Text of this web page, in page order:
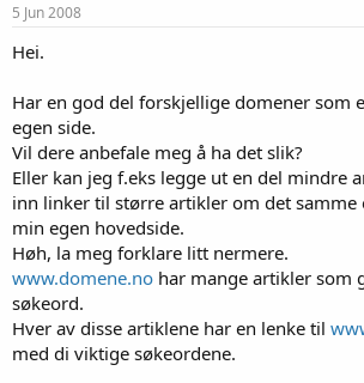
5 Jun 2008
Hei.
Har en god del forskjellige domener som
egen side.
Vil dere anbefale meg å ha det slik?
Eller kan jeg f.eks legge ut en del mindre
inn linker til større artikler om det
min egen hovedside.
Høh, la meg forklare litt nermere.
www.domene.no har mange artikler som
søkeord.
Hver av disse artiklene har en lenke til
med di viktige søkeordene.